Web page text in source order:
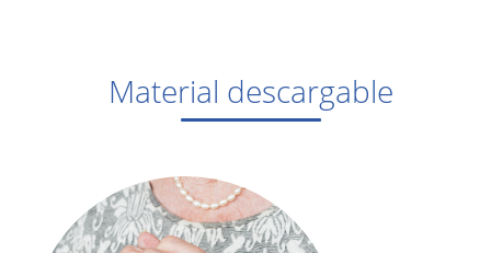
Material descargable